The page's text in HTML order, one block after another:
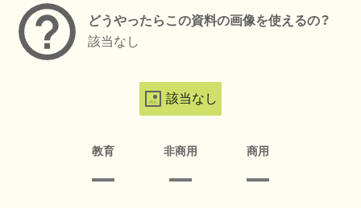
どうやったらこの資料の画像を使えるの？
該当なし
該当なし
教育 非商用 商用